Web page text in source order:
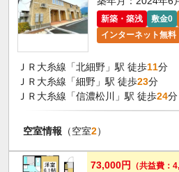
新築・築浅 敷金0
インターネット無料
ＪＲ大糸線「北細野」駅 徒歩11分
ＪＲ大糸線「細野」駅 徒歩23分
ＪＲ大糸線「信濃松川」駅 徒歩24分
空室情報 （空室2）
73,000円
（共益費：